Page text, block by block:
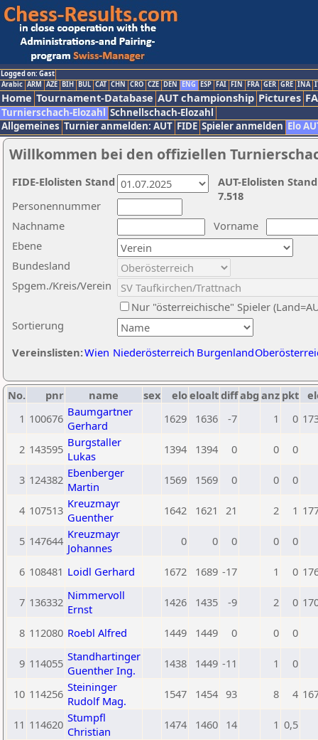
Logged on: Gast
Arabic ARM AZE BIH BUL CAT CHN CRO CZE DEN ENG ESP FAI FIN FRA GER GRE INA
Home Tournament-Database AUT championship Pictures
Turnierschach-Elozahl Schnellschach-Elozahl
Allgemeines Turnier anmelden: AUT FIDE Spieler anmelden Elo
Willkommen bei den offiziellen
Nachname
Vorname
Ebene
Sortierung
Personennummer
Bundesland
Spgem./Kreis/Verein
Nur "österreichische" Spieler
Vereinslisten:Wien Niederösterreich Burgenland
AUT-Elolisten
7.518
FIDE-Elolisten Stand
No. pnr name sex eloeloaltdiffabg anz pkt
1 100676 Baumgartner
Gerhard
1629 1636 -7 1 0
2 143595 Burgstaller
Lukas
1394 1394 0 0 0
3 124382 Ebenberger
Martin
1569 1569 0 0 0
4 107513 Kreuzmayr
Guenther
1642 1621 21 2 1
5 147644 Kreuzmayr
Johannes
0 0 0 0 0
6 108481 Loidl Gerhard 1672 1689 -17 1 0
7 136332 Nimmervoll
Ernst
1426 1435 -9 2 0
8 112080 Roebl Alfred 1449 1449 0 0 0
9 114055 Standhartinger
Guenther Ing.
1438 1449 -11 1 0
10 114256 Steininger
Rudolf Mag.
1547 1454 93 8 4
11 114620 Stumpfl
Christian
1474 1460 14 1 0,5